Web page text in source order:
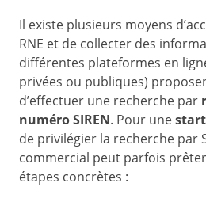
Il existe plusieurs moyens
RNE et de collecter des
différentes plateformes en
privées ou publiques)
d’effectuer une recherche par
numéro SIREN. Pour une
de privilégier la recherche par
commercial peut parfois
étapes concrètes :